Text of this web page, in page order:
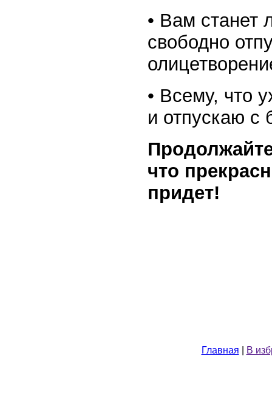
• Вам станет
свободно
• Всему, что
и отпускаю с
что
придет!
Главная В